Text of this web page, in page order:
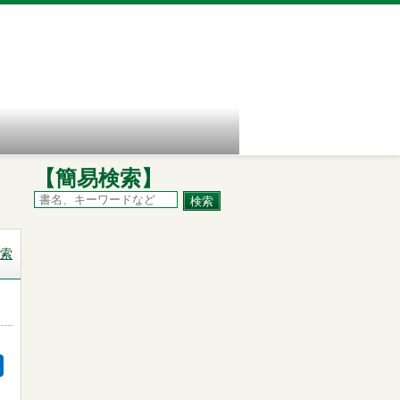
【簡易検索】